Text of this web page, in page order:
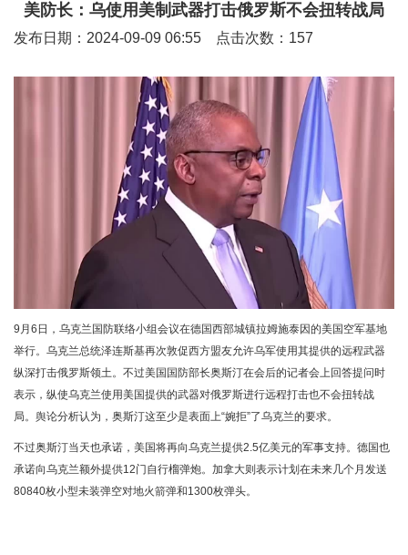
美防长：乌使用美制武器打击俄罗斯不会扭转战局
发布日期：2024-09-09 06:55 点击次数：157
9月6日，乌克兰国防联络小组会议在德国西部城镇拉姆施泰因的美国空军基地
举行。乌克兰总统泽连斯基再次敦促西方盟友允许乌军使用其提供的远程武器
纵深打击俄罗斯领土。不过美国国防部长奥斯汀在会后的记者会上回答提问时
表示，纵使乌克兰使用美国提供的武器对俄罗斯进行远程打击也不会扭转战
局。舆论分析认为，奥斯汀这至少是表面上“婉拒”了乌克兰的要求。
不过奥斯汀当天也承诺，美国将再向乌克兰提供2.5亿美元的军事支持。德国也
承诺向乌克兰额外提供12门自行榴弹炮。加拿大则表示计划在未来几个月发送
80840枚小型未装弹空对地火箭弹和1300枚弹头。